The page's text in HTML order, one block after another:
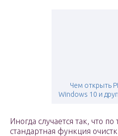
Чем открыть
Windows 10 и
Иногда случается так, что
стандартная функция